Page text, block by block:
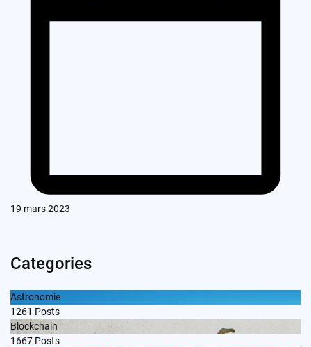
19 mars 2023
Categories
Astronomie
1261 Posts
Blockchain
1667 Posts